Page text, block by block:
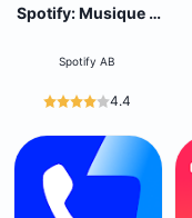
Spotify: Musique &
Spotify AB
4.4